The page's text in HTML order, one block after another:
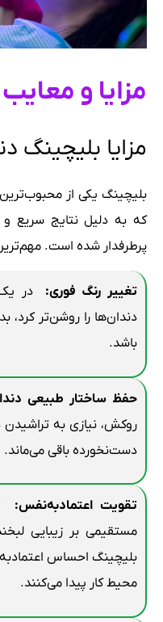
مزایا و
مزایا بلیچینگ
بلیچینگ یکی از
که به دلیل نتایج سریع و
پرطرفدار شده است. مهم‌ترین
تغییر رنگ فوری: در
دندان‌ها را روشن‌تر کرد،
باشد.
حفظ ساختار طبیعی
روکش، نیازی به تراشیدن
دست‌نخورده باقی می‌ماند.
تقویت اعتمادبه‌نفس:
مستقیمی بر زیبایی
بلیچینگ احساس
محیط کار پیدا می‌کنند.